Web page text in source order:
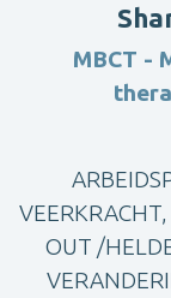
MBCT -
OUT /